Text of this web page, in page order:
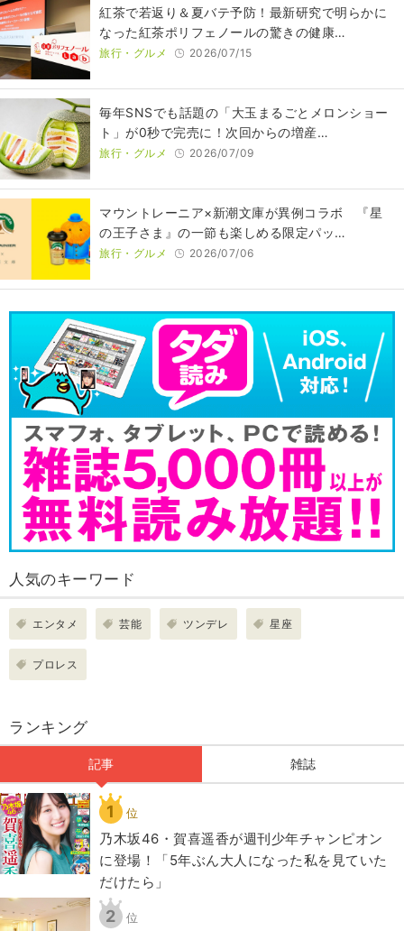
紅茶で若返り＆夏バテ予防！最新研究で明らかに
なった紅茶ポリフェノールの驚きの健康…
旅行・グルメ 2026/07/15
毎年SNSでも話題の「大玉まるごとメロンショー
ト」が0秒で完売に！次回からの増産…
旅行・グルメ 2026/07/09
マウントレーニア×新潮文庫が異例コラボ 『星
の王子さま』の一節も楽しめる限定パッ…
旅行・グルメ 2026/07/06
人気のキーワード
エンタメ 芸能 ツンデレ 星座
プロレス
ランキング
記事 雑誌
1 位
乃木坂46・賀喜遥香が週刊少年チャンピオン
に登場！「5年ぶん大人になった私を見ていた
だけたら」
2 位